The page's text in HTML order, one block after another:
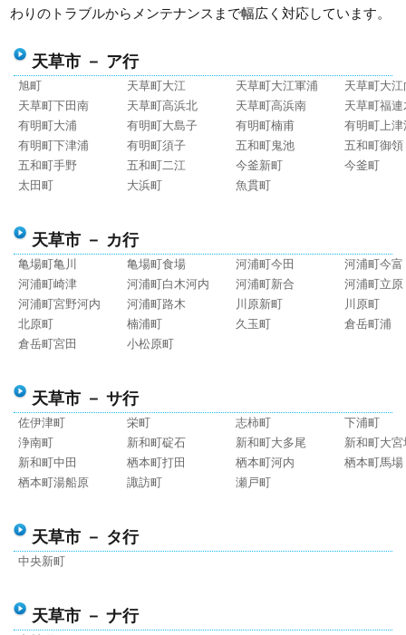
わりのトラブルからメンテナンスまで幅広く対応しています。
天草市 － ア行
旭町 天草町大江 天草町大江軍浦
天草町大江
天草町下田南
天草町高浜北 天草町高浜南
天草町福連
有明町大浦
有明町大島子 有明町楠甫
有明町上津
有明町下津浦
有明町須子 五和町鬼池
五和町御領
五和町手野
五和町二江 今釜新町
今釜町
太田町
大浜町 魚貫町
天草市 － カ行
亀場町亀川 亀場町食場 河浦町今田
河浦町今富
河浦町崎津
河浦町白木河内 河浦町新合
河浦町立原
河浦町宮野河内
河浦町路木 川原新町
川原町
北原町
楠浦町 久玉町
倉岳町浦
倉岳町宮田
小松原町
天草市 － サ行
佐伊津町 栄町 志柿町
下浦町
浄南町
新和町碇石 新和町大多尾
新和町大宮
新和町中田
栖本町打田 栖本町河内
栖本町馬場
栖本町湯船原
諏訪町 瀬戸町
天草市 － タ行
中央新町
天草市 － ナ行